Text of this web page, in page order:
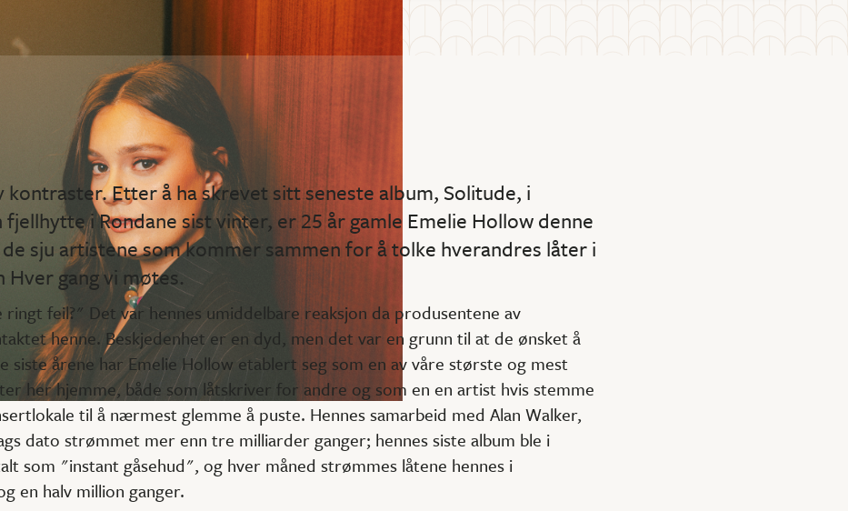
kontraster. Etter å ha skrevet sitt seneste album, Solitude, i
fjellhytte i Rondane sist vinter, er 25 år gamle Emelie Hollow denne
sju artistene som kommer sammen for å tolke hverandres låter i
Hver gang vi møtes.
feil?" Det var hennes umiddelbare reaksjon da produsentene av
henne. Beskjedenhet er en dyd, men det var en grunn til at de ønsket å
siste årene har Emelie Hollow etablert seg som en av våre største og mest
her hjemme, både som låtskriver for andre og som en en artist hvis stemme
til å nærmest glemme å puste. Hennes samarbeid med Alan Walker,
dato strømmet mer enn tre milliarder ganger; hennes siste album ble i
som "instant gåsehud", og hver måned strømmes låtene hennes i
en halv million ganger.